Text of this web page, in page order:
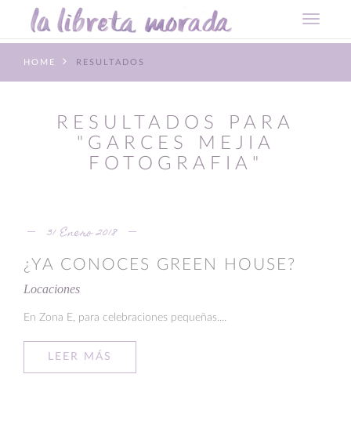
HOME RESULTADOS
RESULTADOS PARA
"GARCES MEJIA
FOTOGRAFIA"
31 Enero 2018
¿YA CONOCES GREEN HOUSE?
Locaciones
En Zona E, para celebraciones pequeñas....
LEER MÁS